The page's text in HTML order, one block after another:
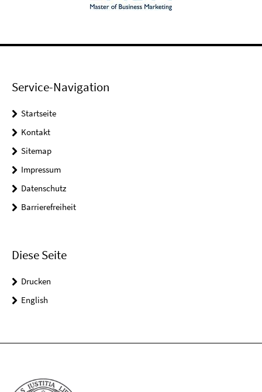
Service-Navigation
Startseite
Kontakt
Sitemap
Impressum
Datenschutz
Barrierefreiheit
Diese Seite
Drucken
English